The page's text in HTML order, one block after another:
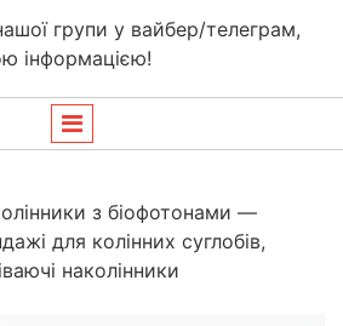
групи у вайбер/телеграм,
інформацією!
з біофотонами —
для колінних суглобів,
наколінники